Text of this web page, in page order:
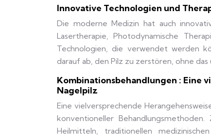
Innovative Technologien und
Die moderne Medizin hat auch
Lasertherapie, Photodynamische
Technologien, die verwendet werden
darauf ab, den Pilz zu zerstören, ohne
Kombinationsbehandlungen : Eine
Nagelpilz
Eine vielversprechende
konventioneller
Heilmitteln, traditionellen